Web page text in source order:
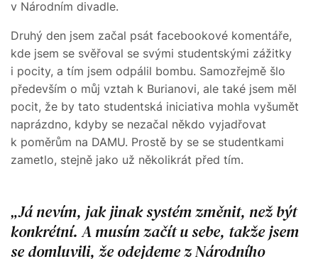
v Národním divadle.
Druhý den jsem začal psát facebookové komentáře,
kde jsem se svěřoval se svými studentskými zážitky
i pocity, a tím jsem odpálil bombu. Samozřejmě šlo
především o můj vztah k Burianovi, ale také jsem měl
pocit, že by tato studentská iniciativa mohla vyšumět
naprázdno, kdyby se nezačal někdo vyjadřovat
k poměrům na DAMU. Prostě by se se studentkami
zametlo, stejně jako už několikrát před tím.
Já nevím, jak jinak systém změnit, než být
konkrétní. A musím začít u sebe, takže jsem
se domluvili, že odejdeme z Národního